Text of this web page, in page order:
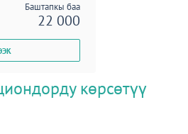
Баштапкы баа
22 000
көрсөтүү